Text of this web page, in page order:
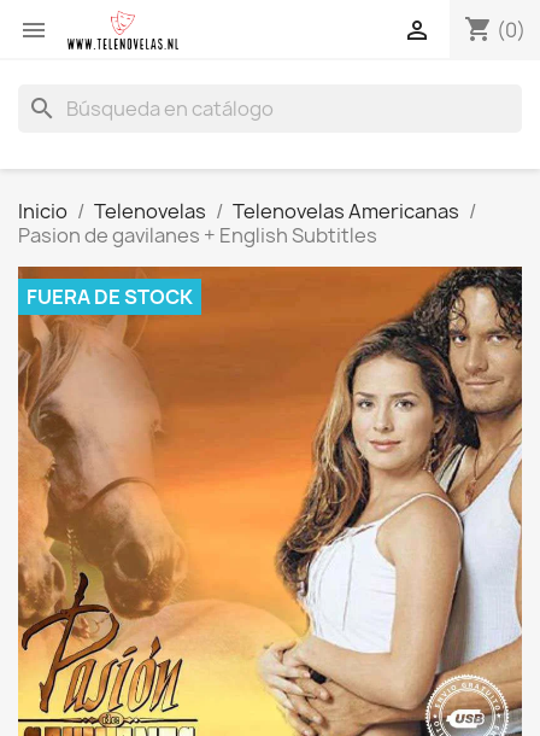
 shopping_cart (0)

search
Inicio Telenovelas
Telenovelas Americanas
Pasion de gavilanes + English Subtitles
FUERA DE STOCK